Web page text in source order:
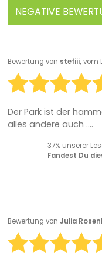
NEGATIVE
Bewertung von stefiii,vom
Der Park ist der
alles andere auch ....
37% unserer
Fandest Du
Bewertung von Julia